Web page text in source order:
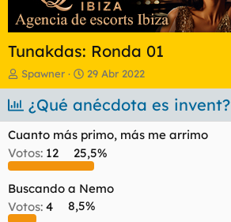
Tunakdas: Ronda 01
I
n
i
c
d
o
r
d
e
Spawner
F
e
c
e
i
n
i
29 Abr 2022
¿Qué anécdota es invent?
Cuanto más primo, más me arrimo
Votos: 12 25,5%
Buscando a Nemo
Votos: 4 8,5%